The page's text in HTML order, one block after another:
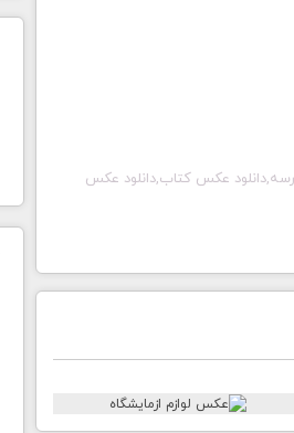
عکس کتاب,دانلود عکس